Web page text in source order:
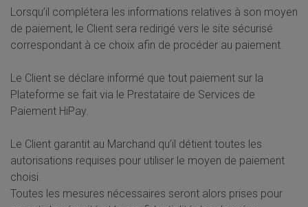
Lorsqu’il complétera les informations relatives à son moyen
de paiement, le Client sera redirigé vers le site sécurisé
correspondant à ce choix afin de procéder au paiement.
Le Client se déclare informé que tout paiement sur la
Plateforme se fait via le Prestataire de Services de
Paiement HiPay.
Le Client garantit au Marchand qu’il détient toutes les
autorisations requises pour utiliser le moyen de paiement
choisi.
Toutes les mesures nécessaires seront alors prises pour